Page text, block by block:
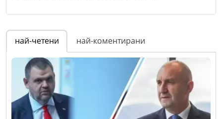
Име*
Email
най-четени най-коментирани